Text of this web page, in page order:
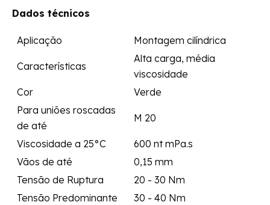
Dados técnicos
Aplicação Montagem cilíndrica
Características
Alta carga, média
viscosidade
Cor
Verde
Para uniões roscadas
de até
M 20
Viscosidade a 25°C
600 nt mPa.s
Vãos de até
0,15 mm
Tensão de Ruptura
20 - 30 Nm
Tensão Predominante
30 - 40 Nm